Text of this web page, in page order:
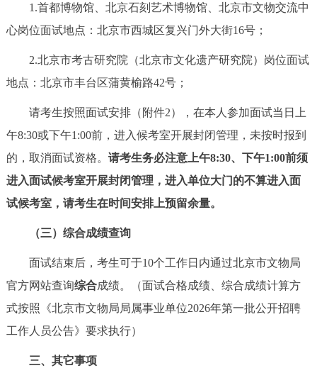
1.首都博物馆、北京石刻艺术博物馆、北京市文物交流中
心岗位面试地点：北京市西城区复兴门外大街16号；
2.北京市考古研究院（北京市文化遗产研究院）岗位面试
地点：北京市丰台区蒲黄榆路42号；
请考生按照面试安排（附件2），在本人参加面试当日上
午8:30或下午1:00前，进入候考室开展封闭管理，未按时报到
的，取消面试资格。 请考生务必注意上午8:30、下午1:00前须
进入面试候考室开展封闭管理，进入单位大门的不算进入面
试候考室，请考生在时间安排上预留余量。
（三）综合成绩查询
面试结束后，考生可于10个工作日内通过北京市文物局
官方网站查询综合成绩。（面试合格成绩、综合成绩计算方
式按照《北京市文物局局属事业单位2026年第一批公开招聘
工作人员公告》要求执行）
三、其它事项